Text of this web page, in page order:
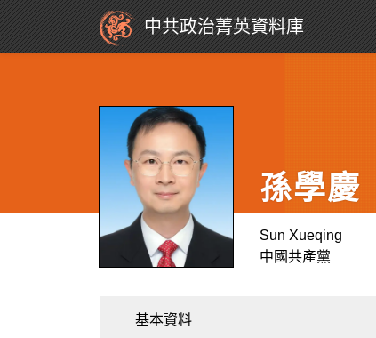
中共政治菁英資料庫
孫學慶
Sun Xueqing
中國共產黨
基本資料